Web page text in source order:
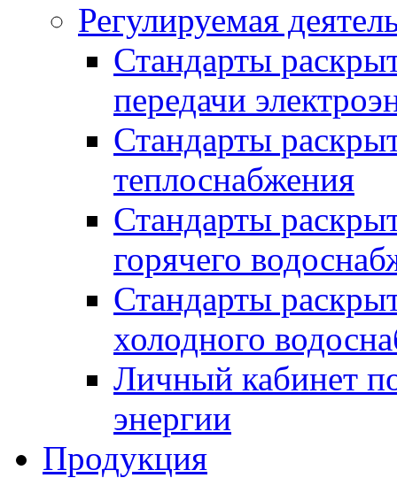
Регулируемая
Стандарты
передачи
Стандарты
теплоснабжения
Стандарты
горячего
Стандарты
холодного
Личный кабинет
энергии
Продукция